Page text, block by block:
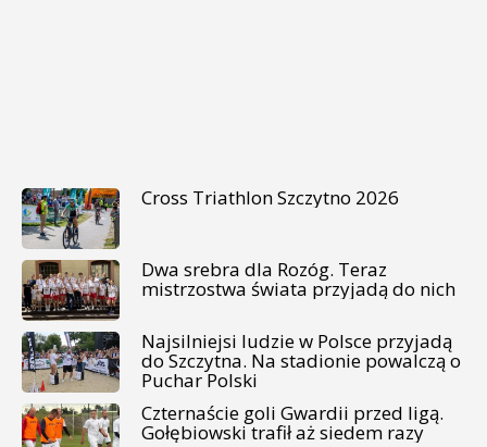
Cross Triathlon Szczytno 2026
Dwa srebra dla Rozóg. Teraz
mistrzostwa świata przyjadą do nich
Najsilniejsi ludzie w Polsce przyjadą
do Szczytna. Na stadionie powalczą o
Puchar Polski
Czternaście goli Gwardii przed ligą.
Gołębiowski trafił aż siedem razy